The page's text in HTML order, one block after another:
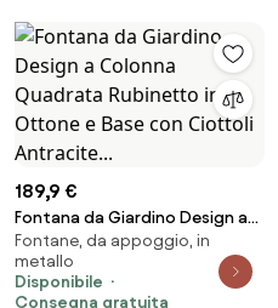
189,9 €
Fontana da Giardino Design a
Colonna Quadrata Rubinetto
in Ottone e Base con Ciottoli
Antracite...
Fontane, da appoggio, in
metallo
Disponibile
Consegna gratuita